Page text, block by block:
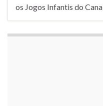
os Jogos Infantis do